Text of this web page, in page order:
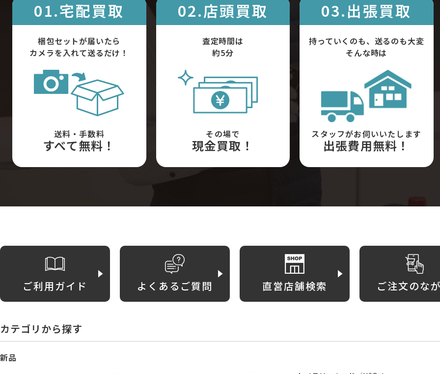
01.宅配買取
梱包セットが届いたら
カメラを入れて送るだけ！
送料・手数料
すべて無料！
02.店頭買取
査定時間は
約5分
その場で
現金買取！
03.出張買取
持っていくのも、送るのも大変
そんな時は
スタッフがお伺いいたします
出張費用無料！
ご利用ガイド よくあるご質問 直営店舗検索 ご注文のな
カテゴリから探す
新品